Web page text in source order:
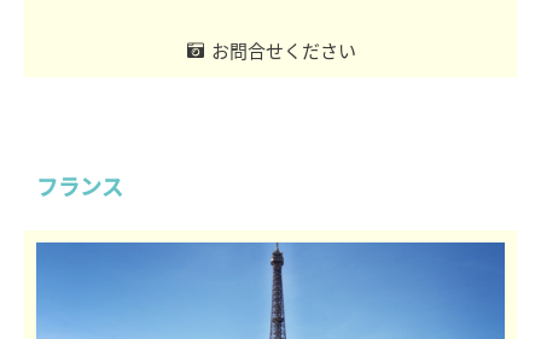
お問合せください
フランス